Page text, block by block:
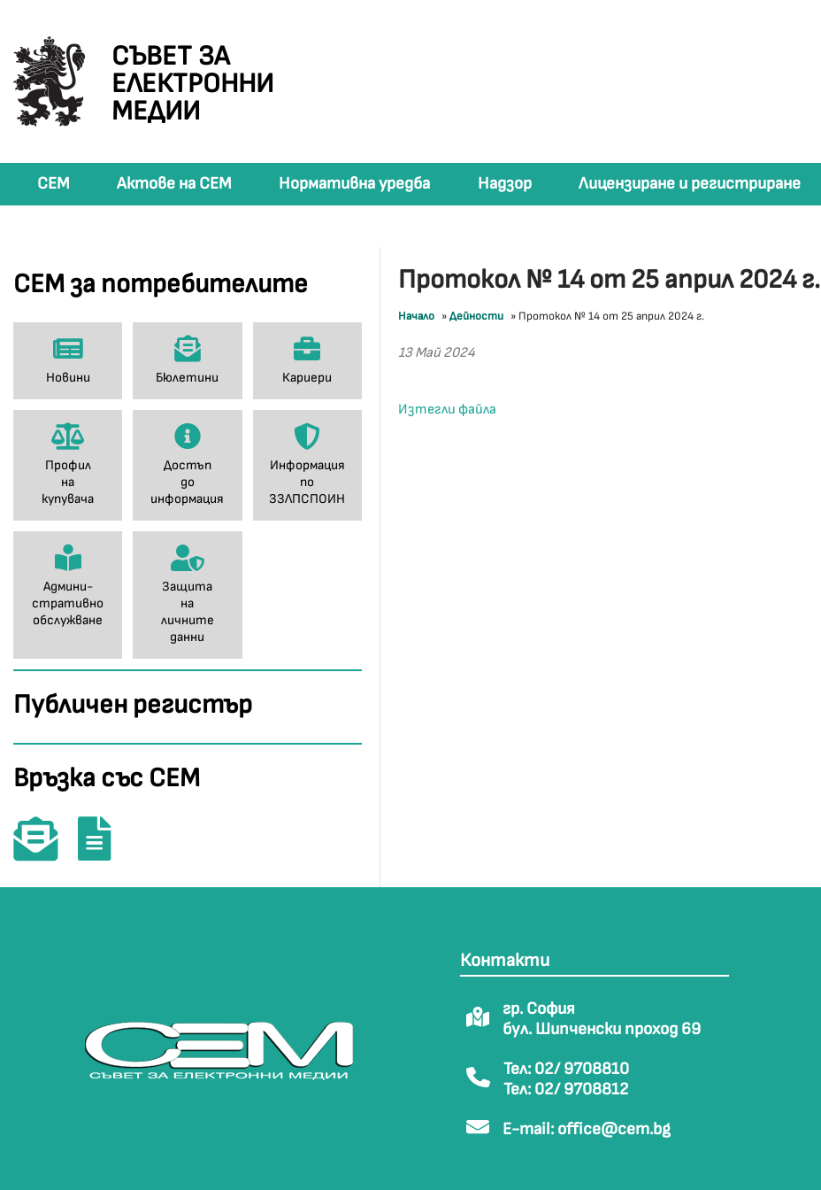
СЪВЕТ ЗА
ЕЛЕКТРОННИ
МЕДИИ
СЕМ Актове на СЕМ Нормативна уредба Надзор Лицензиране и регистриране
СЕМ за потребителите
Новини Бюлетини Кариери
Профил
на
купувача
Достъп
до
информация
Информация
по
ЗЗЛПСПОИН
Админи-
стративно
обслужване
Защита
на
личните
данни
Публичен регистър
Връзка със СЕМ
Протокол № 14 от 25 април 2024 г.
Начало »Дейности » Протокол № 14 от 25 април 2024 г.
13 Май 2024
Изтегли файла
Контакти
гр. София
бул. Шипченски проход 69
Тел: 02/ 9708810
Тел: 02/ 9708812
E-mail: office@cem.bg